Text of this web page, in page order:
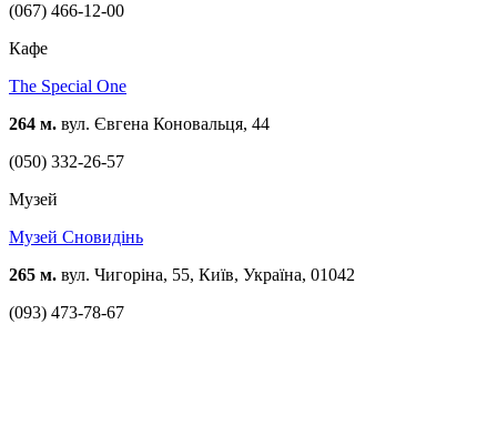
(067) 466-12-00
Кафе
The Special One
264 м. вул. Євгена Коновальця, 44
(050) 332-26-57
Музей
Музей Cновидінь
265 м. вул. Чигоріна, 55, Київ, Україна, 01042
(093) 473-78-67